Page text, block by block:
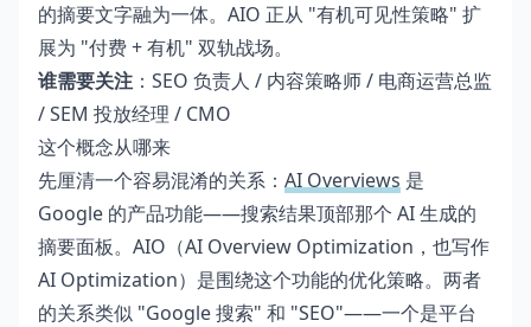
的摘要文字融为一体。AIO 正从 "有机可见性策略" 扩
展为 "付费 + 有机" 双轨战场。
谁需要关注 ：SEO 负责人 / 内容策略师 / 电商运营总监
/ SEM 投放经理 / CMO
这个概念从哪来
先厘清一个容易混淆的关系： AI Overviews 是
Google 的产品功能——搜索结果顶部那个 AI 生成的
摘要面板。AIO（AI Overview Optimization，也写作
AI Optimization）是围绕这个功能的优化策略。两者
的关系类似 "Google 搜索" 和 "SEO"——一个是平台